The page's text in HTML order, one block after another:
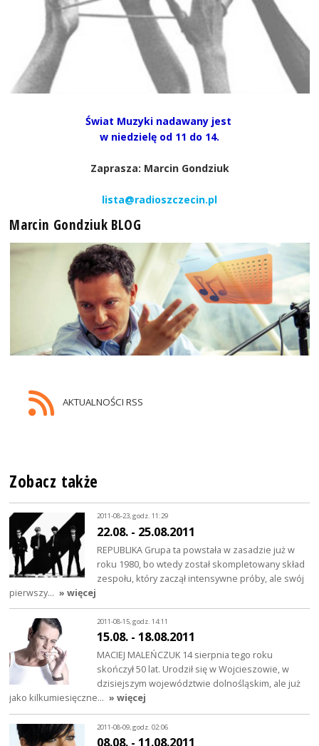
Świat Muzyki nadawany jest
w niedzielę od 11 do 14.
Zaprasza: Marcin Gondziuk
lista@radioszczecin.pl
Marcin Gondziuk BLOG
AKTUALNOŚCI RSS
Zobacz także
2011-08-23, godz. 11:29
22.08. - 25.08.2011
REPUBLIKA Grupa ta powstała w zasadzie już w
roku 1980, bo wtedy został skompletowany skład
zespołu, który zaczął intensywne próby, ale swój
pierwszy… » więcej
2011-08-15, godz. 14:11
15.08. - 18.08.2011
MACIEJ MALEŃCZUK 14 sierpnia tego roku
skończył 50 lat. Urodził się w Wojcieszowie, w
dzisiejszym województwie dolnośląskim, ale już
jako kilkumiesięczne… » więcej
2011-08-09, godz. 02:06
08.08. - 11.08.2011